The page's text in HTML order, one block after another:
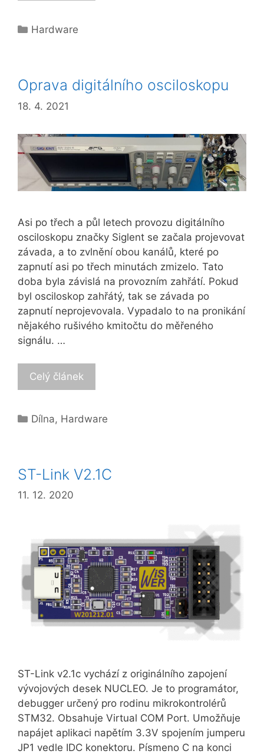
Categories
Hardware
Oprava digitálního osciloskopu
18. 4. 2021
Asi po třech a půl letech provozu digitálního
osciloskopu značky Siglent se začala projevovat
závada, a to zvlnění obou kanálů, které po
zapnutí asi po třech minutách zmizelo. Tato
doba byla závislá na provozním zahřátí. Pokud
byl osciloskop zahřátý, tak se závada po
zapnutí neprojevovala. Vypadalo to na pronikání
nějakého rušivého kmitočtu do měřeného
signálu. …
Celý článek
Categories
Dílna, Hardware
ST-Link V2.1C
11. 12. 2020
ST-Link v2.1c vychází z originálního zapojení
vývojových desek NUCLEO. Je to programátor,
debugger určený pro rodinu mikrokontrolérů
STM32. Obsahuje Virtual COM Port. Umožňuje
napájet aplikaci napětím 3.3V spojením jumperu
JP1 vedle IDC konektoru. Písmeno C na konci